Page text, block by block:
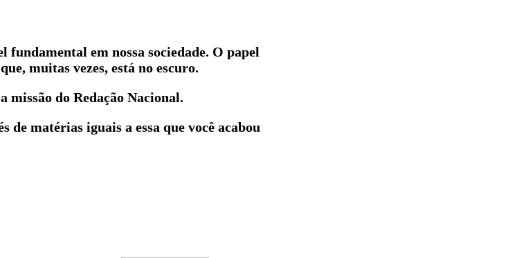
em nossa sociedade. O papel
muitas vezes, está no escuro.
missão do Redação Nacional.
de matérias iguais a essa que você acabou